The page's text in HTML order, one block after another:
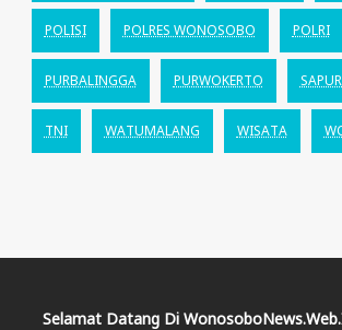
POLISI POLRES WONOSOBO POLRI
PURBALINGGA PURWOKERTO
TNI WATUMALANG WISATA
Selamat Datang Di